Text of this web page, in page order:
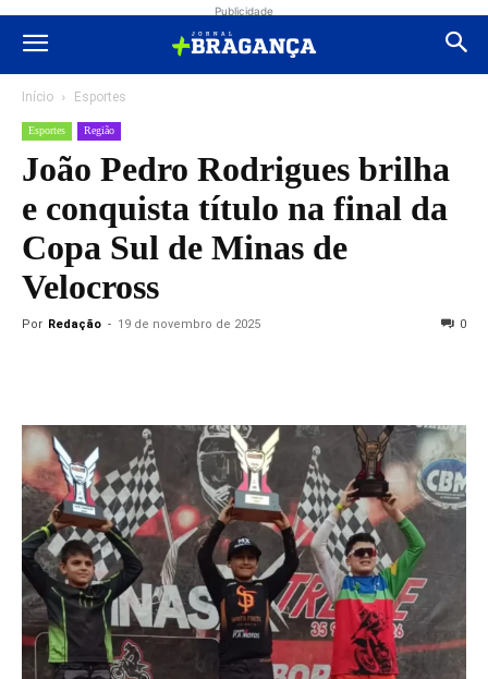
Publicidade
Início Esportes
Esportes Região
João Pedro Rodrigues brilha
e conquista título na final da
Copa Sul de Minas de
Velocross
Por Redação - 19 de novembro de 2025 0